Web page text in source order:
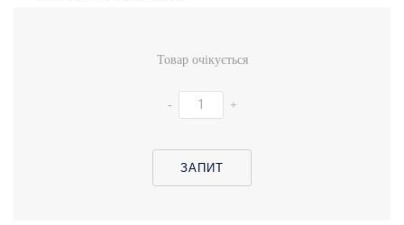
Товар очікується
- +
ЗАПИТ